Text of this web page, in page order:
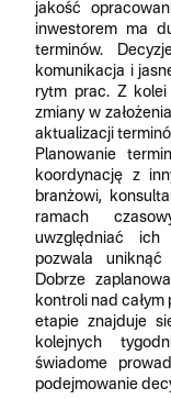
jakość
inwestorem ma
terminów.
komunikacja i
rytm prac. Z kolei
zmiany w
aktualizacji
Planowanie
koordynację z
branżowi,
ramach
uwzględniać ich
pozwala
Dobrze
kontroli nad
etapie znajduje
kolejnych
świadome
podejmowanie